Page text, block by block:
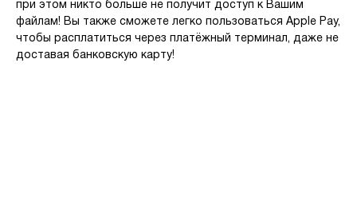
при этом никто больше не получит доступ к Вашим
файлам! Вы также сможете легко пользоваться Apple Pay,
чтобы расплатиться через платёжный терминал, даже не
доставая банковскую карту!